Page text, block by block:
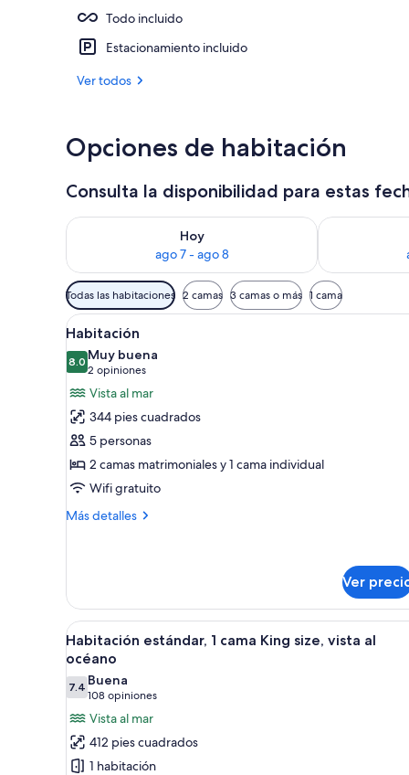
Todo incluido
Estacionamiento incluido
Ver todos
Opciones de habitación
Consulta la disponibilidad para estas
Hoy
ago 7 - ago 8
Consulta la disponibilidad para hoy ago 7 - ago 8
Consulta la
Filtros
disponibles
para
las
habitaciones
Todas las habitaciones 2 camas 3 camas o más 1 cama
Abrir
todas
las
fotos
de
Habitación
Artículos del minibar gratis y
2
Habitación
8.08.0 de 10
Muy buena
2 opiniones
(2
opiniones)
Vista al mar
344 pies cuadrados
5 personas
2 camas matrimoniales y 1 cama individual
Wifi gratuito
Más detalles
Más
Ver
Abrir
todas
las
fotos
de
Habitación
estándar,
Habitación de hotel con una
5
Habitación estándar, 1 cama King size, vista al
océano
7.47.4 de 10
Buena
108 opiniones
(108
opiniones)
Vista al mar
412 pies cuadrados
1 habitación